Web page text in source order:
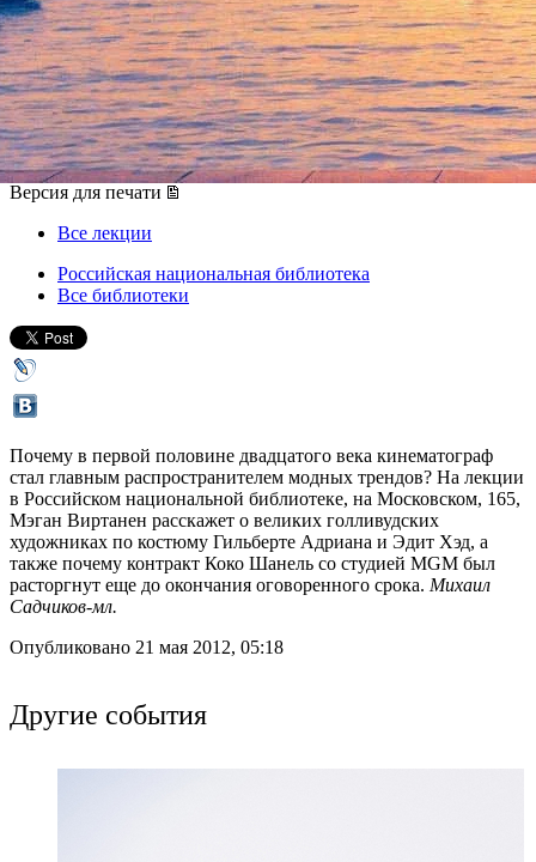
Голливуд и его влияние на
моду 1910—1960 годов.
Лектор Мэган Виртанен
26 мая 2012, суббота,13.00
Версия для печати
Все лекции
Российская национальная библиотека
Все библиотеки
Почему в первой половине двадцатого века кинематограф
стал главным распространителем модных трендов? На лекции
в Российском национальной библиотеке, на Московском, 165,
Мэган Виртанен расскажет о великих голливудских
художниках по костюму Гильберте Адриана и Эдит Хэд, а
также почему контракт Коко Шанель со студией MGM был
расторгнут еще до окончания оговоренного срока. Михаил
Садчиков-мл.
Опубликовано 21 мая 2012, 05:18
Другие события